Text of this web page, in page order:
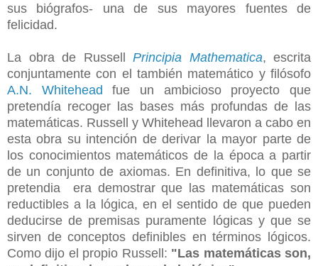
sus biógrafos- una de sus mayores fuentes de
felicidad.
La obra de Russell Principia Mathematica, escrita
conjuntamente con el también matemático y filósofo
A.N. Whitehead fue un ambicioso proyecto que
pretendía recoger las bases más profundas de las
matemáticas. Russell y Whitehead llevaron a cabo en
esta obra su intención de derivar la mayor parte de
los conocimientos matemáticos de la época a partir
de un conjunto de axiomas. En definitiva, lo que se
pretendia era demostrar que las matemáticas son
reductibles a la lógica, en el sentido de que pueden
deducirse de premisas puramente lógicas y que se
sirven de conceptos definibles en términos lógicos.
Como dijo el propio Russell: "Las matemáticas son,